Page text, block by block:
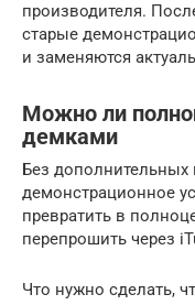
производителя.
старые
и заменяются
Можно ли
демками
Без
демонстрационное
превратить в
перепрошить через
Что нужно сделать,